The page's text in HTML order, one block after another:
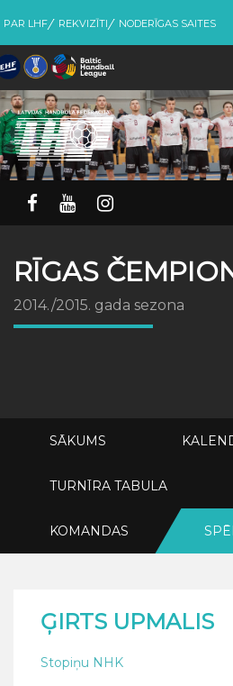
PAR LHF REKVIZĪTI NODERĪGAS SAITES
RĪGAS
2014./2015. gada sezona
SĀKUMS
TURNĪRA TABULA
KOMANDAS
ĢIRTS UPMALIS
Stopiņu NHK